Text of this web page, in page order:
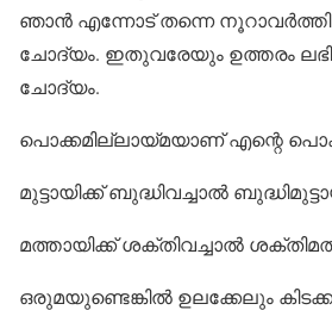
ഞാന്‍ എന്നോട് തന്നെ നൂറാവര്‍ത്തി
ചോദ്യം. ഇതുവരേയും ഉത്തരം
ചോദ്യം.
പൊക്കമില്ലായ്മയാണ് എന്റെ
മുട്ടായിക്ക് ബുദ്ധിവച്ചാല്‍
മത്തായിക്ക് ശക്തിവച്ചാല്‍
ഒരുമയുണ്ടെങ്കില്‍ ഉലക്കേലും